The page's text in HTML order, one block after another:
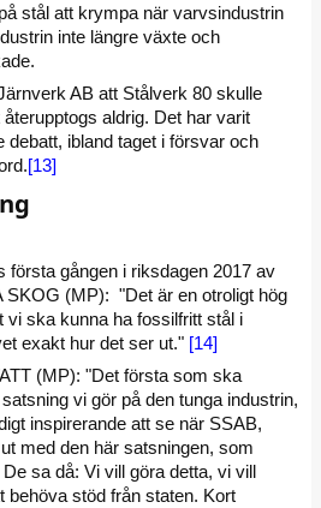
stål att krympa när varvsindustrin
inte längre växte och
AB att Stålverk 80 skulle
aldrig. Det har varit
debatt, ibland taget i försvar och
[13]
gången i riksdagen 2017 av
SKOG (MP): "Det är en otroligt hög
vi ska kunna ha fossilfritt stål i
exakt hur det ser ut." [14]
(MP): "Det första som ska
vi gör på den tunga industrin,
inspirerande att se när SSAB,
med den här satsningen, som
sa då: Vi vill göra detta, vi vill
stöd från staten. Kort